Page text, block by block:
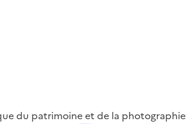
du patrimoine et de la photographie